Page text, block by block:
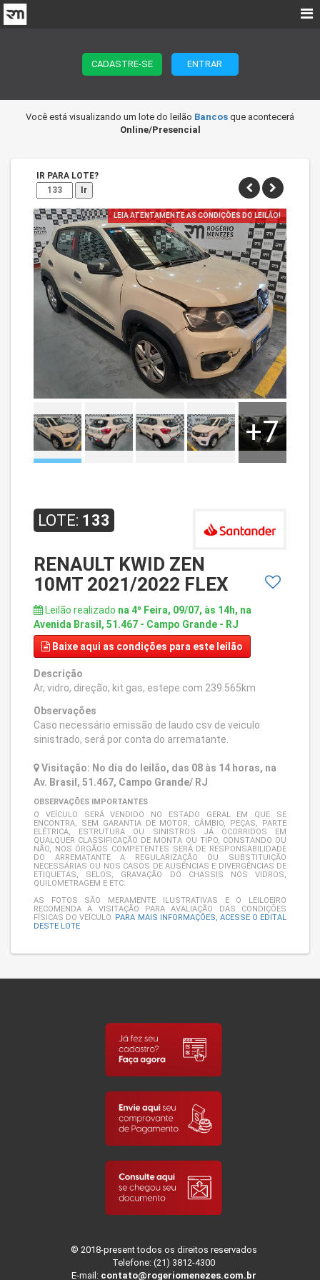
CADASTRE-SE ENTRAR
Você está visualizando um lote do leilão Bancos que acontecerá
Online/Presencial
IR PARA LOTE?
Ir
LEIA ATENTAMENTE AS CONDIÇÕES DO LEILÃO!
+7
LOTE: 133
RENAULT KWID ZEN
10MT 2021/2022 FLEX
Leilão realizado na 4º Feira, 09/07, às 14h, na
Avenida Brasil, 51.467 - Campo Grande - RJ
Baixe aqui as condições para este leilão
Descrição
Ar, vidro, direção, kit gas, estepe com 239.565km
Observações
Caso necessário emissão de laudo csv de veiculo
sinistrado, será por conta do arrematante.
Visitação: No dia do leilão, das 08 às 14 horas, na
Av. Brasil, 51.467, Campo Grande/ RJ
OBSERVAÇÕES IMPORTANTES
O VEÍCULO SERÁ VENDIDO NO ESTADO GERAL EM QUE SE
ENCONTRA, SEM GARANTIA DE MOTOR, CÂMBIO, PEÇAS, PARTE
ELÉTRICA, ESTRUTURA OU SINISTROS JÁ OCORRIDOS EM
QUALQUER CLASSIFICAÇÃO DE MONTA OU TIPO, CONSTANDO OU
NÃO, NOS ÓRGÃOS COMPETENTES SERÁ DE RESPONSABILIDADE
DO ARREMATANTE A REGULARIZAÇÃO OU SUBSTITUIÇÃO
NECESSÁRIAS OU NOS CASOS DE AUSÊNCIAS E DIVERGÊNCIAS DE
ETIQUETAS, SELOS, GRAVAÇÃO DO CHASSIS NOS VIDROS,
QUILOMETRAGEM E ETC.
AS FOTOS SÃO MERAMENTE ILUSTRATIVAS E O LEILOEIRO
RECOMENDA A VISITAÇÃO PARA AVALIAÇÃO DAS CONDIÇÕES
FÍSICAS DO VEÍCULO. PARA MAIS INFORMAÇÕES, ACESSE O EDITAL
DESTE LOTE
© 2018-present todos os direitos reservados
Telefone: (21) 3812-4300
E-mail: contato@rogeriomenezes.com.br